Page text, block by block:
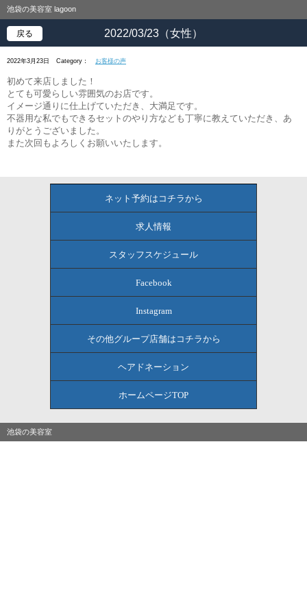
池袋の美容室 lagoon
2022/03/23（女性）
戻る
2022年3月23日 Category： お客様の声
初めて来店しました！
とても可愛らしい雰囲気のお店です。
イメージ通りに仕上げていただき、大満足です。
不器用な私でもできるセットのやり方なども丁寧に教えていただき、あ
りがとうございました。
また次回もよろしくお願いいたします。
ネット予約はコチラから
求人情報
スタッフスケジュール
Facebook
Instagram
その他グループ店舗はコチラから
ヘアドネーション
ホームページTOP
池袋の美容室